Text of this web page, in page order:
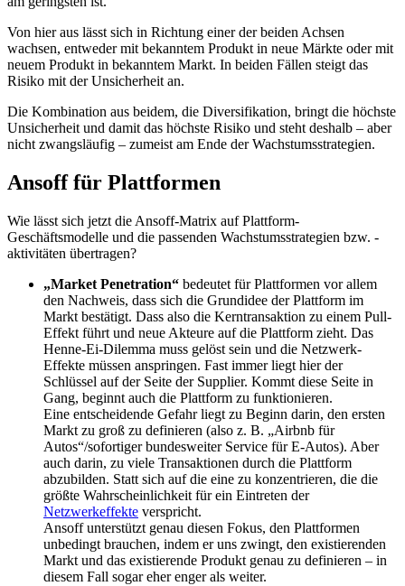
Von hier aus lässt sich in Richtung einer der beiden Achsen
wachsen, entweder mit bekanntem Produkt in neue Märkte oder mit
neuem Produkt in bekanntem Markt. In beiden Fällen steigt das
Risiko mit der Unsicherheit an.
Die Kombination aus beidem, die Diversifikation, bringt die höchste
Unsicherheit und damit das höchste Risiko und steht deshalb – aber
nicht zwangsläufig – zumeist am Ende der Wachstumsstrategien.
Ansoff für Plattformen
Wie lässt sich jetzt die Ansoff-Matrix auf Plattform-
Geschäftsmodelle und die passenden Wachstumsstrategien bzw. -
aktivitäten übertragen?
„Market Penetration“ bedeutet für Plattformen vor allem
den Nachweis, dass sich die Grundidee der Plattform im
Markt bestätigt. Dass also die Kerntransaktion zu einem Pull-
Effekt führt und neue Akteure auf die Plattform zieht. Das
Henne-Ei-Dilemma muss gelöst sein und die Netzwerk-
Effekte müssen anspringen. Fast immer liegt hier der
Schlüssel auf der Seite der Supplier. Kommt diese Seite in
Gang, beginnt auch die Plattform zu funktionieren.
Eine entscheidende Gefahr liegt zu Beginn darin, den ersten
Markt zu groß zu definieren (also z. B. „Airbnb für
Autos“/sofortiger bundesweiter Service für E-Autos). Aber
auch darin, zu viele Transaktionen durch die Plattform
abzubilden. Statt sich auf die eine zu konzentrieren, die die
größte Wahrscheinlichkeit für ein Eintreten der
Netzwerkeffekte verspricht.
Ansoff unterstützt genau diesen Fokus, den Plattformen
unbedingt brauchen, indem er uns zwingt, den existierenden
Markt und das existierende Produkt genau zu definieren – in
diesem Fall sogar eher enger als weiter.